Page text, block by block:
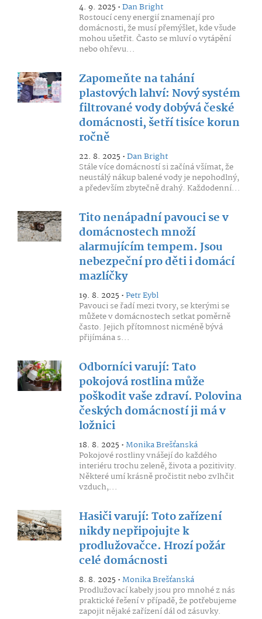
4. 9. 2025 •Dan Bright
Rostoucí ceny energií znamenají pro
domácnosti, že musí přemýšlet, kde všude
mohou ušetřit. Často se mluví o vytápění
nebo ohřevu...
Zapomeňte na tahání
plastových lahví: Nový systém
filtrované vody dobývá české
domácnosti, šetří tisíce korun
ročně
22. 8. 2025 •Dan Bright
Stále více domácností si začíná všímat, že
neustálý nákup balené vody je nepohodlný,
a především zbytečně drahý. Každodenní...
Tito nenápadní pavouci se v
domácnostech množí
alarmujícím tempem. Jsou
nebezpeční pro děti i domácí
mazlíčky
19. 8. 2025 •Petr Eybl
Pavouci se řadí mezi tvory, se kterými se
můžete v domácnostech setkat poměrně
často. Jejich přítomnost nicméně bývá
přijímána s...
Odborníci varují: Tato
pokojová rostlina může
poškodit vaše zdraví. Polovina
českých domácností ji má v
ložnici
18. 8. 2025 •Monika Brešťanská
Pokojové rostliny vnášejí do každého
interiéru trochu zeleně, života a pozitivity.
Některé umí krásně pročistit nebo zvlhčit
vzduch,...
Hasiči varují: Toto zařízení
nikdy nepřipojujte k
prodlužovačce. Hrozí požár
celé domácnosti
8. 8. 2025 •Monika Brešťanská
Prodlužovací kabely jsou pro mnohé z nás
praktické řešení v případě, že potřebujeme
zapojit nějaké zařízení dál od zásuvky.